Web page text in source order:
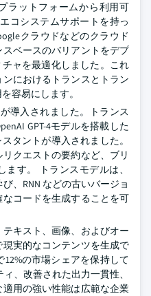
ラットフォームから利用可
コシステムサポートを持っ
クラウドなどのクラウド
ベースのバリアントをデプ
ャを最適化しました。これ
におけるトランスとトラン
容易にします。
導入されました。トランス
GPT-4モデルを搭載した
タントが導入されました。
クエストの要約など、ブリ
す。 トランスモデルは、
、RNN などの古いバージョ
コードを生成することを可
キスト、画像、およびオー
実的なコンテンツを生成で
12%の市場シェアを保持して
、改善された出力一貫性、
用の強い性能は広範な企業